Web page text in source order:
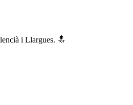
i Llargues. 🔝